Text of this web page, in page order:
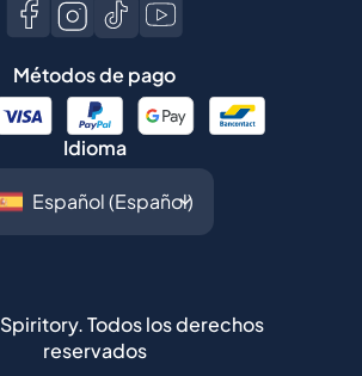
Métodos de pago
Idioma
Spiritory.Todos los derechos
reservados